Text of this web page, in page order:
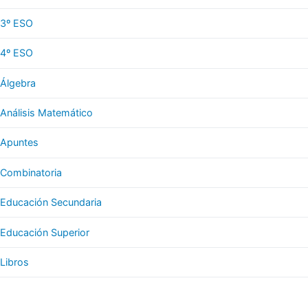
3º ESO
4º ESO
Álgebra
Análisis Matemático
Apuntes
Combinatoria
Educación Secundaria
Educación Superior
Libros